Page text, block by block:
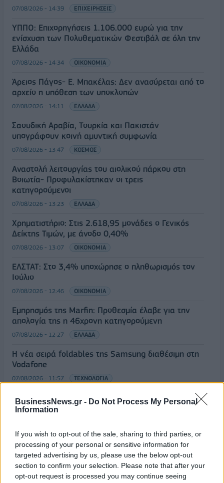
BusinessNews.gr - Do Not Process My Personal
Information
If you wish to opt-out of the sale, sharing to third parties, or
processing of your personal or sensitive information for
targeted advertising by us, please use the below opt-out
section to confirm your selection. Please note that after your
opt-out request is processed you may continue seeing
07/08/2026 - 14:39 ΕΠΙΧΕΙΡΗΣΕΙΣ
ΥΠΠΟ: Επιχορηγήσεις 1.106.000 ευρώ για την
ενίσχυση των Πολυθεματικών Φεστιβάλ σε όλη την
Ελλάδα
07/08/2026 - 14:34 ΟΙΚΟΝΟΜΙΑ
Άρειος Πάγος- Ε. Μπακέλας: Δεν ανασύρεται από το
αρχείο η υπόθεση των υποκλοπών
07/08/2026 - 14:11 ΕΛΛΑΔΑ
Σαουδική Αραβία, Τουρκία και Πακιστάν
υπογράφουν κοινή αμυντική συμφωνία
07/08/2026 - 13:47 ΚΟΣΜΟΣ
Αναστολή λειτουργίας του αιολικού πάρκου στη
Βοιωτία- Προφυλακίστηκαν οι τρεις
κατηγορούμενοι
07/08/2026 - 13:23 ΕΛΛΑΔΑ
Χρηματιστήριο: Στις 2.618,95 μονάδες ο Γενικός
Δείκτης Τιμών, με άνοδο 0,40%
07/08/2026 - 13:07 ΟΙΚΟΝΟΜΙΑ
ΕΛΣΤΑΤ: Στο 3,4% υποχώρησε ο πληθωρισμός τον
Ιούλιο
07/08/2026 - 12:46 ΟΙΚΟΝΟΜΙΑ
Εμπρησμός της Marfin: Προθεσμία έλαβε για την
απολογία της η 46χρονη κατηγορούμενη
07/08/2026 - 12:27 ΕΛΛΑΔΑ
Η νέα σειρά foldables της Samsung διαθέσιμη στη
Vodafone
07/08/2026 - 11:57 ΤΕΧΝΟΛΟΓΙΑ
Ατρόμητος και Novibet συνεχίζουν μαζί: Ανανέωση
της συνεργασίας τους μέχρι το 2028
ΟΛΕΣ ΟΙ ΕΙΔΗΣΕΙΣ